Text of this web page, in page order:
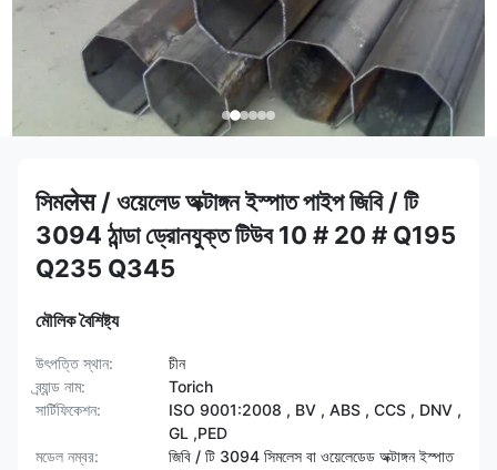
সিমलेस / ওয়েলেড অক্টাঙ্গন ইস্পাত পাইপ জিবি / টি
3094 ঠান্ডা ড্রোনযুক্ত টিউব 10 # 20 # Q195
Q235 Q345
মৌলিক বৈশিষ্ট্য
উৎপত্তি স্থান:
চীন
ব্র্যান্ড নাম:
Torich
সার্টিফিকেশন:
ISO 9001:2008 , BV , ABS , CCS , DNV ,
GL ,PED
মডেল নম্বর:
জিবি / টি 3094 সিমলেস বা ওয়েলেডেড অক্টাঙ্গন ইস্পাত